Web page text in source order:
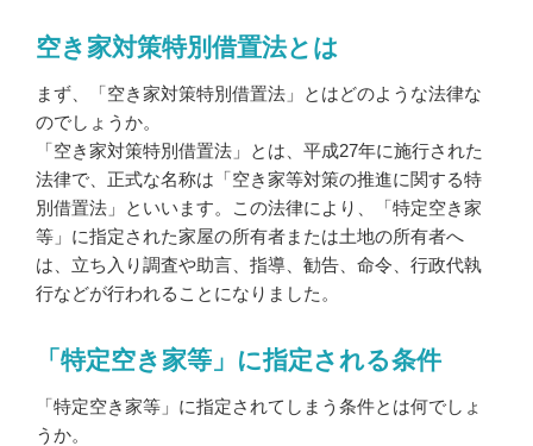
空き家対策特別借置法とは
まず、「空き家対策特別借置法」とはどのような法律な
のでしょうか。
「空き家対策特別借置法」とは、平成27年に施行された
法律で、正式な名称は「空き家等対策の推進に関する特
別借置法」といいます。この法律により、「特定空き家
等」に指定された家屋の所有者または土地の所有者へ
は、立ち入り調査や助言、指導、勧告、命令、行政代執
行などが行われることになりました。
「特定空き家等」に指定される条件
「特定空き家等」に指定されてしまう条件とは何でしょ
うか。